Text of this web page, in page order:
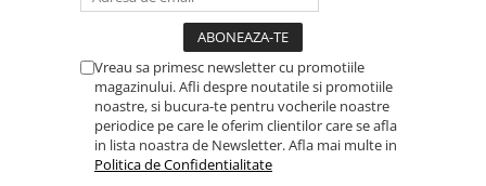
Vreau sa primesc newsletter cu promotiile
magazinului. Afli despre noutatile si promotiile
noastre, si bucura-te pentru vocherile noastre
periodice pe care le oferim clientilor care se afla
in lista noastra de Newsletter. Afla mai multe in
Politica de Confidentialitate